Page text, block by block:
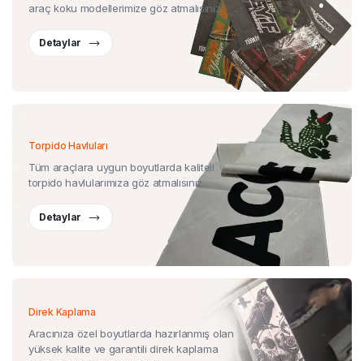
araç koku modellerimize göz atmalısınız.
Detaylar
Torpido Havluları
Tüm araçlara uygun boyutlarda kaliteli
torpido havlularımıza göz atmalısınız.
Detaylar
Direk Kaplama
Aracınıza özel boyutlarda hazırlanmış olan
yüksek kalite ve garantili direk kaplama